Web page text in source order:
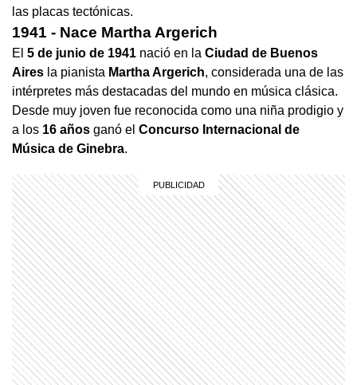
las placas tectónicas.
1941 - Nace Martha Argerich
El 5 de junio de 1941 nació en la Ciudad de Buenos
Aires la pianista Martha Argerich, considerada una de las
intérpretes más destacadas del mundo en música clásica.
Desde muy joven fue reconocida como una niña prodigio y
a los 16 años ganó el Concurso Internacional de
Música de Ginebra.